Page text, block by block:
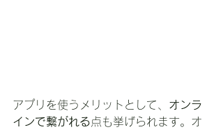
アプリを使うメリットとして、 オンラ
インで繋がれる点も挙げられます。オ